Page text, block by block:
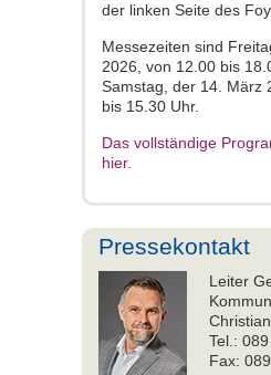
der linken Seite des
Messezeiten sind
2026, von 12.00 bis
Samstag, der 14. März
bis 15.30 Uhr.
Das vollständige
hier.
Pressekontakt
Leiter
Tel.:
Fax: